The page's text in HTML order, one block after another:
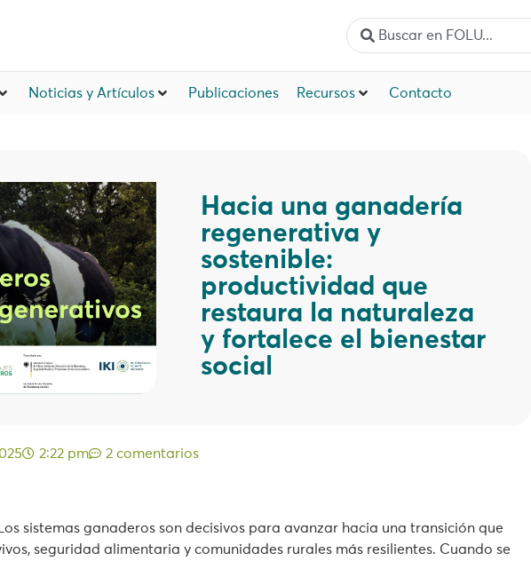
Noticias y Artículos Publicaciones Recursos Contacto
Hacia una ganadería
regenerativa y
sostenible:
productividad que
restaura la naturaleza
y fortalece el bienestar
social
2:22 pm 2 comentarios
sistemas ganaderos son decisivos para avanzar hacia una transición que
seguridad alimentaria y comunidades rurales más resilientes. Cuando se